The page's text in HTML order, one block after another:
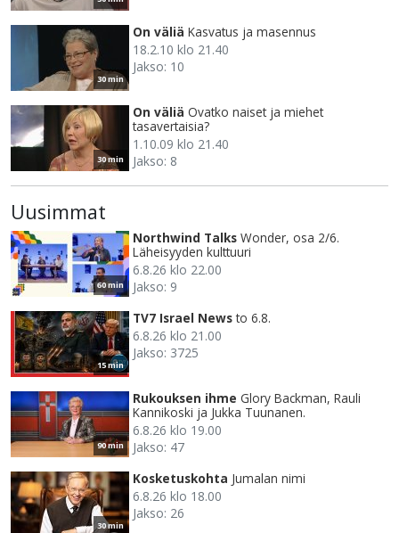
30 min
On väliä Kasvatus ja masennus
18.2.10 klo 21.40
Jakso: 10
30 min
On väliä Ovatko naiset ja miehet
tasavertaisia?
1.10.09 klo 21.40
Jakso: 8
Uusimmat
60 min
Northwind Talks Wonder, osa 2/6.
Läheisyyden kulttuuri
6.8.26 klo 22.00
Jakso: 9
15 min
TV7 Israel News to 6.8.
6.8.26 klo 21.00
Jakso: 3725
90 min
Rukouksen ihme Glory Backman, Rauli
Kannikoski ja Jukka Tuunanen.
6.8.26 klo 19.00
Jakso: 47
30 min
Kosketuskohta Jumalan nimi
6.8.26 klo 18.00
Jakso: 26